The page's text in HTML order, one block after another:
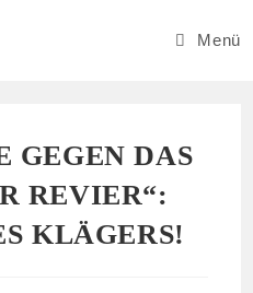
Menü
GEGEN DAS
REVIER“:
KLÄGERS!